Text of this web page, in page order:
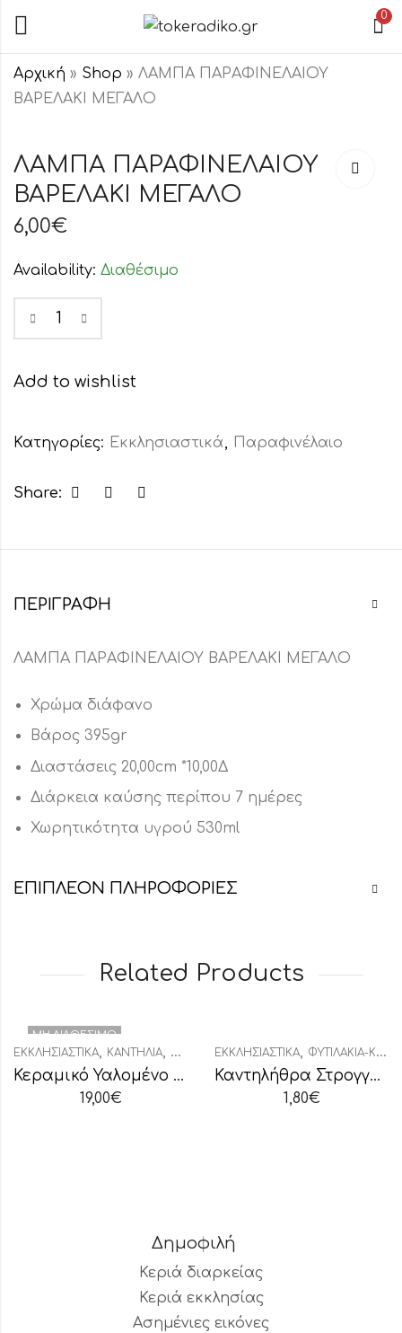
0
Αρχική » Shop » ΛΑΜΠΑ ΠΑΡΑΦΙΝΕΛΑΙΟΥ
ΒΑΡΕΛΑΚΙ ΜΕΓΑΛΟ
Diffuser Flower
Dream
ΛΑΜΠΑ ΠΑΡΑΦΙΝΕΛΑΙΟΥ
ΒΑΡΕΛΑΚΙ ΜΕΓΑΛΟ
6,00€
Availability: Διαθέσιμο
Add to wishlist
Κατηγορίες: Εκκλησιαστικά, Παραφινέλαιο
Share:
ΠΕΡΙΓΡΑΦΉ
ΛΑΜΠΑ ΠΑΡΑΦΙΝΕΛΑΙΟΥ ΒΑΡΕΛΑΚΙ ΜΕΓΑΛΟ
Χρώμα διάφανο
Βάρος 395gr
Διαστάσεις 20,00cm *10,00Δ
Διάρκεια καύσης περίπου 7 ημέρες
Χωρητικότητα υγρού 530ml
ΕΠΙΠΛΈΟΝ ΠΛΗΡΟΦΟΡΊΕΣ
Related Products
ΜΗ ΔΙΑΘΈΣΙΜΟ
ΕΚΚΛΗΣΙΑΣΤΙΚΆ, ΚΑΝΤΉΛΙΑ, ΚΑΝΤΉΛΙΑ ΚΕΡΑΜΙΚΆ
Κεραμικό Υαλομένο Καντήλι Δίχρωμο
19,00€
ΕΚΚΛΗΣΙΑΣΤΙΚΆ, ΦΥΤΙΛΆΚΙΑ-ΚΑΝΤΗΛΉΘΡΕΣ
Καντηλήθρα Στρογγυλή Συσκευασία
1,80€
Δημοφιλή
Κεριά διαρκείας
Κεριά εκκλησίας
Ασημένιες εικόνες